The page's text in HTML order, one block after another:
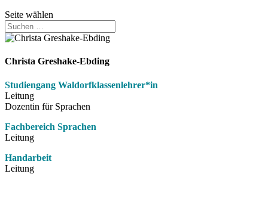
Seite wählen
Christa Greshake-Ebding
Studiengang Waldorfklassenlehrer*in
Leitung
Dozentin für Sprachen
Fachbereich Sprachen
Leitung
Handarbeit
Leitung